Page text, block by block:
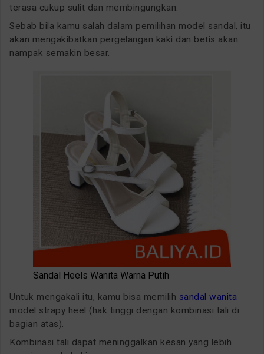
terasa cukup sulit dan membingungkan.
Sebab bila kamu salah dalam pemilihan model sandal, itu
akan mengakibatkan pergelangan kaki dan betis akan
nampak semakin besar.
Sandal Heels Wanita Warna Putih
Untuk mengakali itu, kamu bisa memilih sandal wanita
model strapy heel (hak tinggi dengan kombinasi tali di
bagian atas).
Kombinasi tali dapat meninggalkan kesan yang lebih